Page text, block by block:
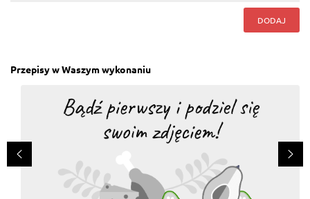
DODAJ
Przepisy w Waszym wykonaniu